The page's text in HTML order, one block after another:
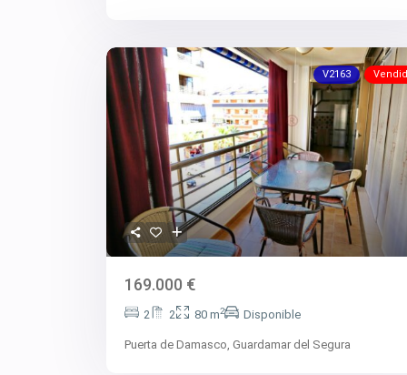
V2163
169.000 €
2 2 80 m2 Disponible
Puerta de Damasco, Guardamar del Segura